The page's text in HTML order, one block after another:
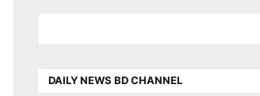
DAILY NEWS BD CHANNEL